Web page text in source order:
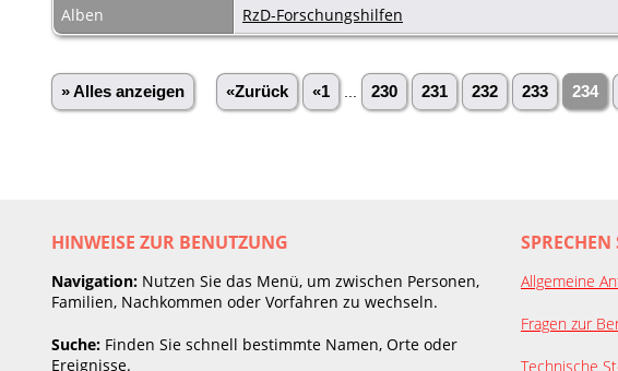
Alben
RzD-Forschungshilfen
» Alles anzeigen «Zurück «1 230 231 232 233 234
HINWEISE ZUR BENUTZUNG
Navigation: Nutzen Sie das Menü, um zwischen Personen,
Familien, Nachkommen oder Vorfahren zu wechseln.
Suche: Finden Sie schnell bestimmte Namen, Orte oder
Ereignisse.
Allgemeine
Fragen zur
Technische